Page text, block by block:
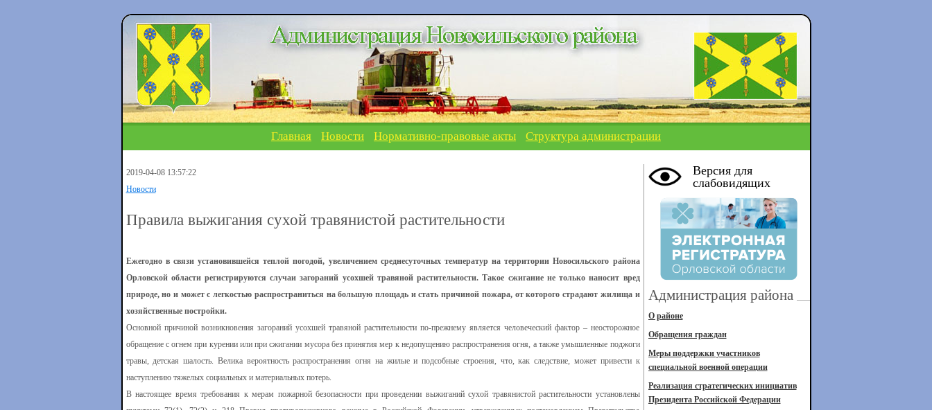
Главная Новости Нормативно-правовые акты Структура администрации
2019-04-08 13:57:22
Новости
Правила выжигания сухой травянистой растительности
Ежегодно в связи установившейся теплой погодой, увеличением среднесуточных температур на территории Новосильского района
Орловской области регистрируются случаи загораний усохшей травяной растительности. Такое сжигание не только наносит вред
природе, но и может с легкостью распространиться на большую площадь и стать причиной пожара, от которого страдают жилища и
хозяйственные постройки.
Основной причиной возникновения загораний усохшей травяной растительности по-прежнему является человеческий фактор – неосторожное
обращение с огнем при курении или при сжигании мусора без принятия мер к недопущению распространения огня, а также умышленные поджоги
травы, детская шалость. Велика вероятность распространения огня на жилые и подсобные строения, что, как следствие, может привести к
наступлению тяжелых социальных и материальных потерь.
В настоящее время требования к мерам пожарной безопасности при проведении выжиганий сухой травянистой растительности установлены
Версия для
слабовидящих
Администрация района
О районе
Обращения граждан
Меры поддержки участников
специальной военной операции
Реализация стратегических инициатив
Президента Российской Федерации